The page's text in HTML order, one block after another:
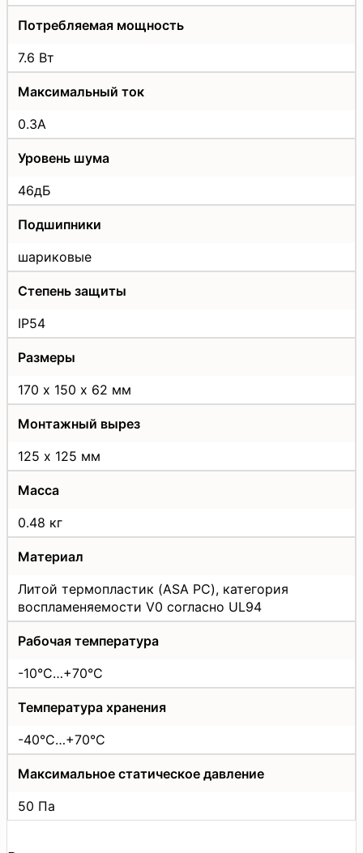
Потребляемая мощность
7.6 Вт
Максимальный ток
0.3А
Уровень шума
46дБ
Подшипники
шариковые
Степень защиты
IP54
Размеры
170 х 150 х 62 мм
Монтажный вырез
125 х 125 мм
Масса
0.48 кг
Материал
Литой термопластик (ASA PC), категория
воспламеняемости V0 согласно UL94
Рабочая температура
-10°C…+70°C
Температура хранения
-40°C…+70°C
Максимальное статическое давление
50 Па